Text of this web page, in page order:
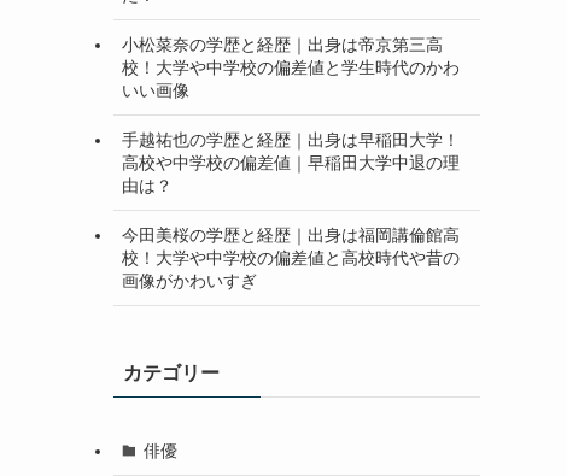
小松菜奈の学歴と経歴｜出身は帝京第三高
校！大学や中学校の偏差値と学生時代のかわ
いい画像
手越祐也の学歴と経歴｜出身は早稲田大学！
高校や中学校の偏差値｜早稲田大学中退の理
由は？
今田美桜の学歴と経歴｜出身は福岡講倫館高
校！大学や中学校の偏差値と高校時代や昔の
画像がかわいすぎ
カテゴリー
俳優